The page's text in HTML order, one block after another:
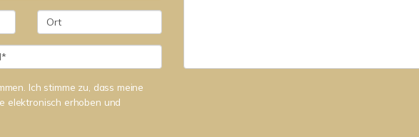
Ich stimme zu, dass meine
elektronisch erhoben und